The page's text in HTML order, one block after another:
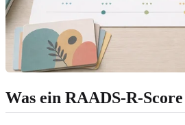
Was ein RAADS-R-